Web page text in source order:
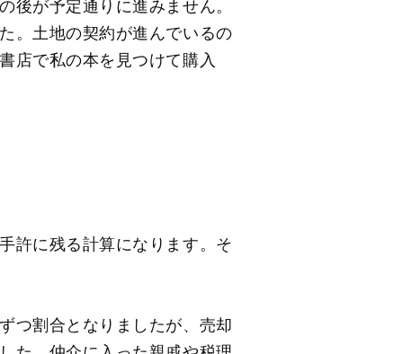
後が予定通りに進みません。
。土地の契約が進んでいるの
店で私の本を見つけて購入
許に残る計算になります。そ
つ割合となりましたが、売却